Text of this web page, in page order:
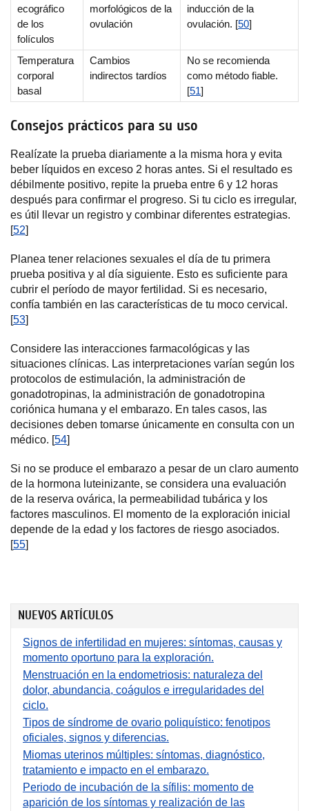
ecográfico
de los
folículos
morfológicos de la
ovulación
inducción de la
ovulación. [50]
Temperatura
corporal
basal
Cambios
indirectos tardíos
No se recomienda
como método fiable.
[51]
Consejos prácticos para su uso
Realízate la prueba diariamente a la misma hora y evita
beber líquidos en exceso 2 horas antes. Si el resultado es
débilmente positivo, repite la prueba entre 6 y 12 horas
después para confirmar el progreso. Si tu ciclo es irregular,
es útil llevar un registro y combinar diferentes estrategias.
[52]
Planea tener relaciones sexuales el día de tu primera
prueba positiva y al día siguiente. Esto es suficiente para
cubrir el período de mayor fertilidad. Si es necesario,
confía también en las características de tu moco cervical.
[53]
Considere las interacciones farmacológicas y las
situaciones clínicas. Las interpretaciones varían según los
protocolos de estimulación, la administración de
gonadotropinas, la administración de gonadotropina
coriónica humana y el embarazo. En tales casos, las
decisiones deben tomarse únicamente en consulta con un
médico. [54]
Si no se produce el embarazo a pesar de un claro aumento
de la hormona luteinizante, se considera una evaluación
de la reserva ovárica, la permeabilidad tubárica y los
factores masculinos. El momento de la exploración inicial
depende de la edad y los factores de riesgo asociados.
[55]
NUEVOS ARTÍCULOS
Signos de infertilidad en mujeres: síntomas, causas y
momento oportuno para la exploración.
Menstruación en la endometriosis: naturaleza del
dolor, abundancia, coágulos e irregularidades del
ciclo.
Tipos de síndrome de ovario poliquístico: fenotipos
oficiales, signos y diferencias.
Miomas uterinos múltiples: síntomas, diagnóstico,
tratamiento e impacto en el embarazo.
Periodo de incubación de la sífilis: momento de
aparición de los síntomas y realización de las